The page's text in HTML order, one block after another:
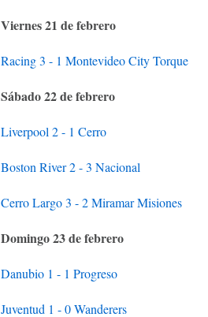
Viernes 21 de febrero
Racing 3 - 1 Montevideo City Torque
Sábado 22 de febrero
Liverpool 2 - 1 Cerro
Boston River 2 - 3 Nacional
Cerro Largo 3 - 2 Miramar Misiones
Domingo 23 de febrero
Danubio 1 - 1 Progreso
Juventud 1 - 0 Wanderers